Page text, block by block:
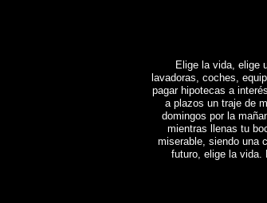
Elige la vida, elige
lavadoras, coches,
pagar hipotecas a
a plazos un traje de
domingos por la
mientras llenas tu
miserable, siendo una
futuro, elige la vida.